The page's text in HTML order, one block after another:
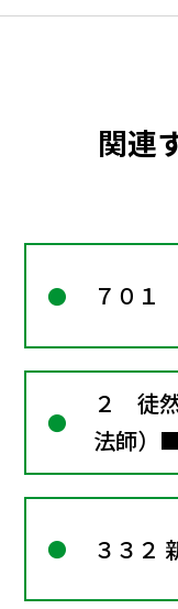
関連
７０１
２ 徒
法師）
法師，
３３２